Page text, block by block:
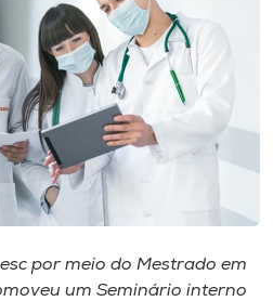
por meio do Mestrado em
um Seminário interno